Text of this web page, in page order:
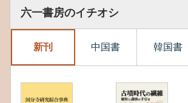
六一書房のイチオシ
新刊 中国書 韓国書